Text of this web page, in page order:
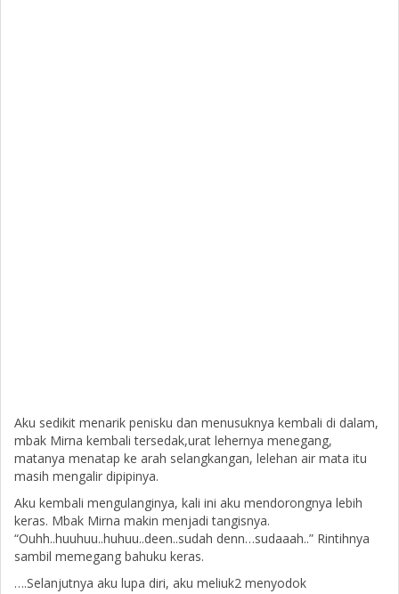
Aku sedikit menarik penisku dan menusuknya kembali di dalam,
mbak Mirna kembali tersedak,urat lehernya menegang,
matanya menatap ke arah selangkangan, lelehan air mata itu
masih mengalir dipipinya.
Aku kembali mengulanginya, kali ini aku mendorongnya lebih
keras. Mbak Mirna makin menjadi tangisnya.
“Ouhh..huuhuu..huhuu..deen..sudah denn…sudaaah..” Rintihnya
sambil memegang bahuku keras.
….Selanjutnya aku lupa diri, aku meliuk2 menyodok